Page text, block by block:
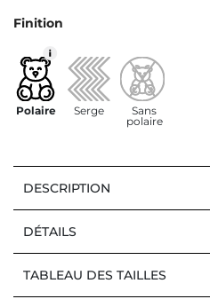
Finition
Polaire Serge
Sans
polaire
DESCRIPTION
DÉTAILS
TABLEAU DES TAILLES